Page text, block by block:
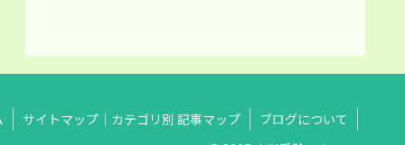
サイトマップ｜カテゴリ別 記事マップ
ブログについて